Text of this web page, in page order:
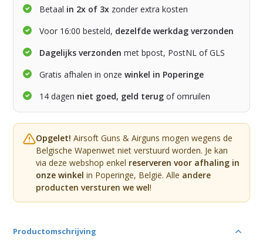
Betaal in 2x of 3x zonder extra kosten
Voor 16:00 besteld, dezelfde werkdag verzonden
Dagelijks verzonden met bpost, PostNL of GLS
Gratis afhalen in onzewinkel in Poperinge
14 dagen niet goed, geld terug of omruilen
Opgelet! Airsoft Guns & Airguns mogen wegens de
Belgische Wapenwet niet verstuurd worden. Je kan
via deze webshop enkel reserveren voor afhaling in
onze winkel in Poperinge, België. Alle andere
producten versturen we wel!
Productomschrijving